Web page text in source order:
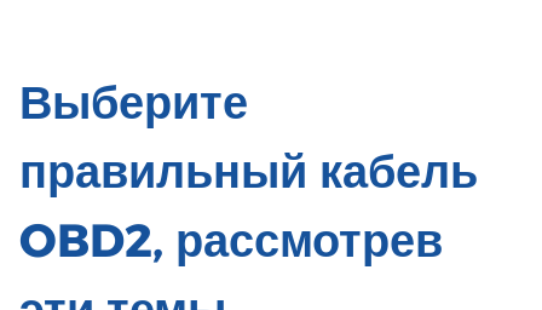
Выберите
правильный кабель
OBD2, рассмотрев